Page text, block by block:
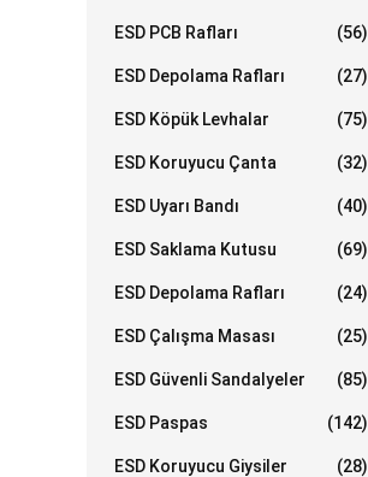
ESD PCB Rafları (56)
ESD Depolama Rafları (27)
ESD Köpük Levhalar (75)
ESD Koruyucu Çanta (32)
ESD Uyarı Bandı (40)
ESD Saklama Kutusu (69)
ESD Depolama Rafları (24)
ESD Çalışma Masası (25)
ESD Güvenli Sandalyeler (85)
ESD Paspas (142)
ESD Koruyucu Giysiler (28)